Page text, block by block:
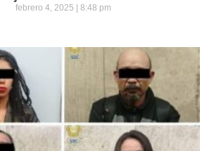
febrero 4, 2025 8:48 pm